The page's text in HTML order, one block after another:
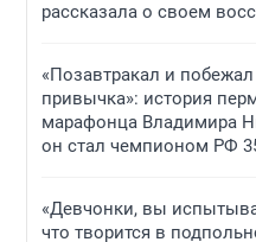
рассказала о своем
«Позавтракал и
привычка»: история
марафонца Владимира
он стал чемпионом РФ
«Девчонки, вы
что творится в